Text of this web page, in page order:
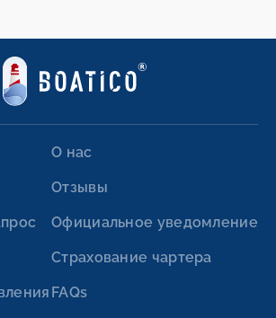
О нас
Отзывы
Официальное уведомление
Страхование чартера
FAQs